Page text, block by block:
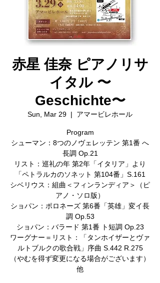
赤星 佳奈 ピアノリサ
イタル 〜
Geschichte〜
Sun, Mar 29
  |
アマービレホール
Program
シューマン：8つのノヴェレッテン 第1番 へ
長調 Op.21
リスト：巡礼の年 第2年「イタリア」より
「ペトラルカのソネット 第104番」S.161
シベリウス：組曲＜フィンランディア＞（ピ
アノ・ソロ版）
ショパン：ポロネーズ 第6番「英雄」変イ長
調 Op.53
ショパン：バラード 第1番 ト短調 Op.23
ワーグナー＝リスト：「タンホイザーとヴァ
ルトブルクの歌合戦」序曲 S.442 R.275
（やむを得ず変更になる場合がございます）
他